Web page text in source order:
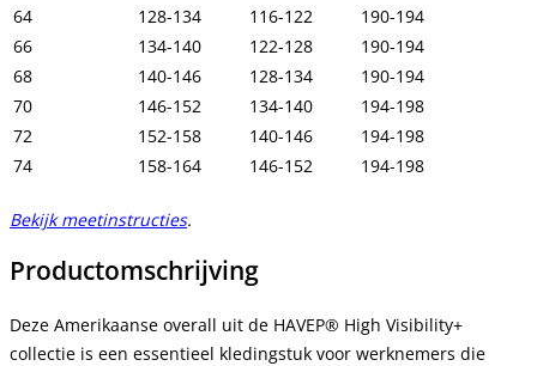
64
128-134 116-122
190-194
66
134-140 122-128
190-194
68
140-146 128-134
190-194
70
146-152 134-140
194-198
72
152-158 140-146
194-198
74
158-164 146-152 194-198
Bekijk meetinstructies.
Productomschrijving
Deze Amerikaanse overall uit de HAVEP® High Visibility+
collectie is een essentieel kledingstuk voor werknemers die